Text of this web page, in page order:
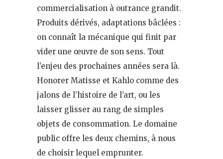
commercialisation à outrance grandit.
Produits dérivés, adaptations bâclées :
on connaît la mécanique qui finit par
vider une œuvre de son sens. Tout
l’enjeu des prochaines années sera là.
Honorer Matisse et Kahlo comme des
jalons de l’histoire de l’art, ou les
laisser glisser au rang de simples
objets de consommation. Le domaine
public offre les deux chemins, à nous
de choisir lequel emprunter.